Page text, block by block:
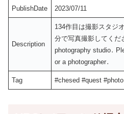
PublishDate 2023/07/11
Description
134作目は撮影スタジ
分で写真撮影してくだ
photography studio․
or a photographer․
Tag #chesed #quest